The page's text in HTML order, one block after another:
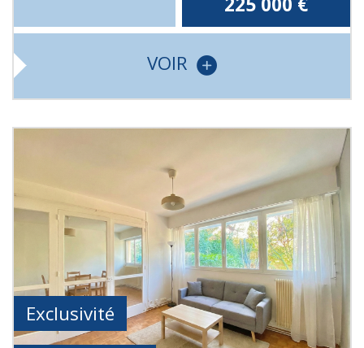
VOIR
Exclusivité